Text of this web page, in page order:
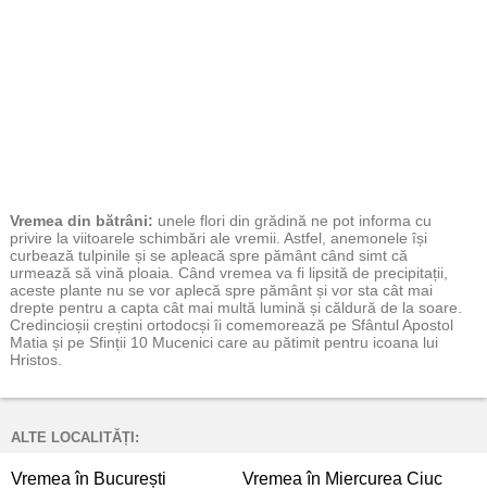
Vremea din bătrâni: unele flori din grădină ne pot informa cu
privire la viitoarele schimbări ale vremii. Astfel, anemonele își
curbează tulpinile și se apleacă spre pământ când simt că
urmează să vină ploaia. Când vremea va fi lipsită de precipitații,
aceste plante nu se vor aplecă spre pământ și vor sta cât mai
drepte pentru a capta cât mai multă lumină și căldură de la soare.
Credincioșii creștini ortodocși îi comemorează pe Sfântul Apostol
Matia și pe Sfinții 10 Mucenici care au pătimit pentru icoana lui
Hristos.
ALTE LOCALITĂȚI:
Vremea în București Vremea în Miercurea Ciuc